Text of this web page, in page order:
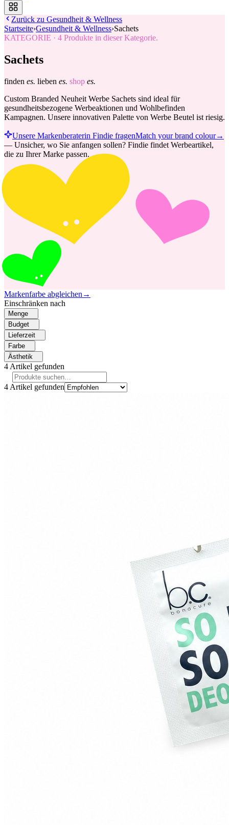
Zurück zu Gesundheit & Wellness
Startseite›Gesundheit & Wellness›Sachets
KATEGORIE · 4 Produkte in dieser Kategorie.
Sachets
finden es. lieben es. shop es.
Custom Branded Neuheit Werbe Sachets sind ideal für
gesundheitsbezogene Werbeaktionen und Wohlbefinden
Kampagnen. Unsere innovativen Palette von Werbe Beutel ist riesig.
Unsere Markenberaterin Findie fragenMatch your brand colour→
— Unsicher, wo Sie anfangen sollen? Findie findet Werbeartikel,
die zu Ihrer Marke passen.
Markenfarbe abgleichen →
Einschränken nach
Menge
Budget
Lieferzeit
Farbe
Ästhetik
4 Artikel gefunden
4 Artikel gefunden